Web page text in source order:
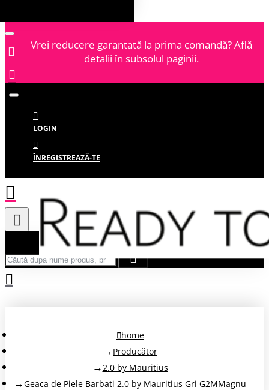
Vrei reducere garantată la prima comandă? Află
detalii în subsolul paginii.
LOGIN
ÎNREGISTREAZĂ-TE
Căută după nume produs, brand...
home
Producător
2.0 by Mauritius
Geaca de Piele Barbati 2.0 by Mauritius Gri G2MMagnu